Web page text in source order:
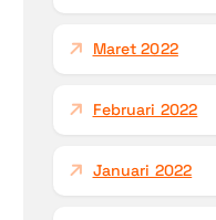
Maret 2022
Februari 2022
Januari 2022